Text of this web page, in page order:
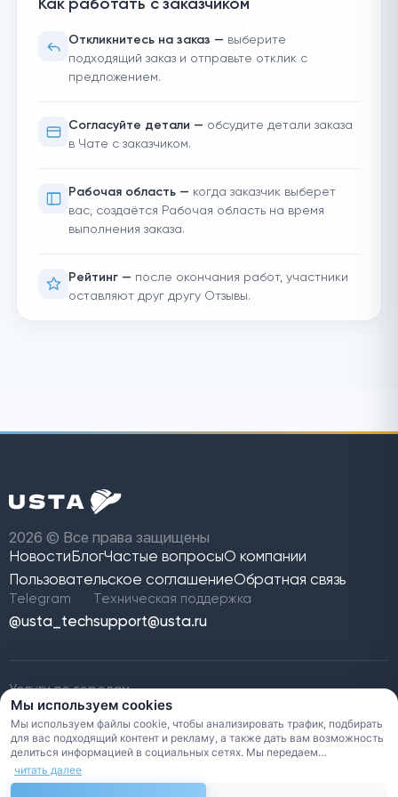
Как работать с заказчиком
Откликнитесь на заказ — выберите
подходящий заказ и отправьте отклик с
предложением.
Согласуйте детали — обсудите детали заказа
в Чате с заказчиком.
Рабочая область — когда заказчик выберет
вас, создаётся Рабочая область на время
выполнения заказа.
Рейтинг — после окончания работ, участники
оставляют друг другу Отзывы.
2026 © Все права защищены
Новости БлогЧастые вопросыО компании
Пользовательское соглашениеОбратная связь
Telegram
@usta_tech
Техническая поддержка
support@usta.ru
Услуги по городам
Маркетплейс строительных услуг
Услуги по строительству
Найти строительную бригаду
Заявки на строительство
Чем usta.ru отличается
Стройка или сервис заданий
Мы используем cookies
Мы используем файлы cookie, чтобы анализировать трафик, подбирать
для вас подходящий контент и рекламу, а также дать вам возможность
делиться информацией в социальных сетях. Мы передаем
информацию о ваших действиях на сайте в обезличенном виде нашим
партнерам: социальным сетям и компаниям, занимающимся рекламой
читать далее